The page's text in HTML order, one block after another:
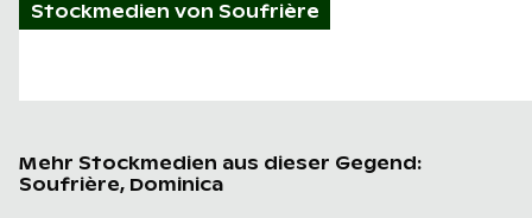
Stockmedien von Soufrière
Mehr Stockmedien aus dieser Gegend:
Soufrière, Dominica